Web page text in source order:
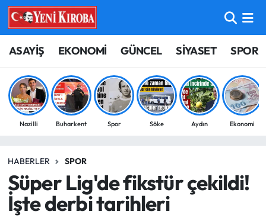
ASAYİŞ EKONOMİ GÜNCEL SİYASET SPOR
Nazilli Buharkent Spor Söke Aydın Ekonomi
HABERLER SPOR
Süper Lig'de fikstür çekildi!
İşte derbi tarihleri
ASAYİŞ
BİLİM-TEKNOLOJİ
ÇEVRE
EĞİTİM
EKONOMİ
Aydın Nöbetçi Eczaneler
Aydın Hava Durumu
Aydin Namaz Vakitleri
Süper Lig Puan Durumu ve Fikstür
Tüm Manşetler